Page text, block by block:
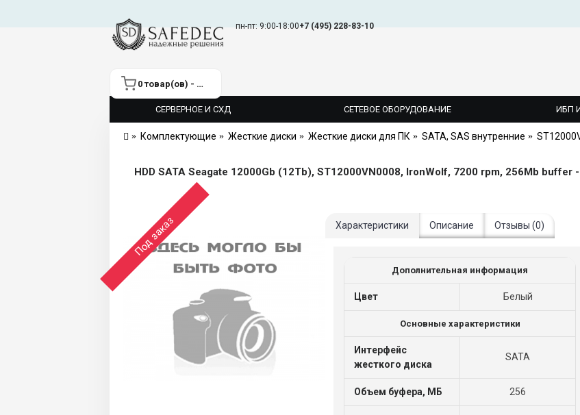
пн-пт: 9:00-18:00+7 (495) 228-83-10
0 товар(ов) - 0 ₽
СЕРВЕРНОЕ И СХД СЕТЕВОЕ ОБОРУДОВАНИЕ ИБП
Комплектующие Жесткие диски Жесткие диски для ПК SATA, SAS внутренние
HDD SATA Seagate 12000Gb (12Tb), ST12000VN0008, IronWolf, 7200 rpm, 256Mb buffer
Под заказ Характеристики Описание Отзывы (0)
Дополнительная информация
Цвет Белый
Основные характеристики
Интерфейс
жесткого диска
SATA
Объем буфера, МБ 256